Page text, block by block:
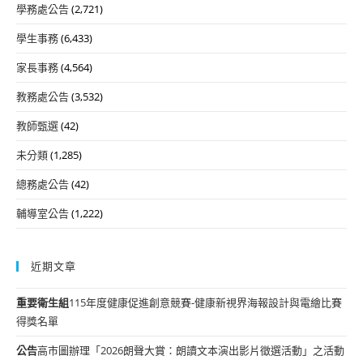
學務處公告(2,721)
學生事務(6,433)
家長事務(4,564)
教務處公告(3,532)
教師甄選(42)
未分類(1,285)
總務處公告(42)
輔導室公告(1,222)
近期文章
重要衛生組115年度健康促進創意競賽-健康新視界海報設計與電繪比賽
得獎名單
公告高市圖辦理「2026朗聲大賞：朗讀文本演出影片徵選活動」之活動